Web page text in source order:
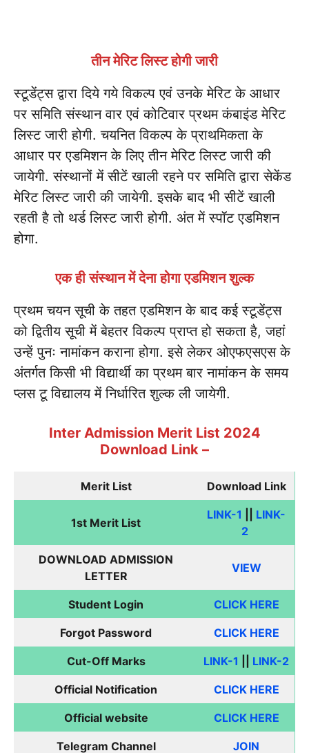
तीन मेरिट लिस्ट होगी जारी
स्टूडेंट्स द्वारा दिये गये विकल्प एवं उनके मेरिट के आधार
पर समिति संस्थान वार एवं कोटिवार प्रथम कंबाइंड मेरिट
लिस्ट जारी होगी. चयनित विकल्प के प्राथमिकता के
आधार पर एडमिशन के लिए तीन मेरिट लिस्ट जारी की
जायेगी. संस्थानों में सीटें खाली रहने पर समिति द्वारा सेकेंड
मेरिट लिस्ट जारी की जायेगी. इसके बाद भी सीटें खाली
रहती है तो थर्ड लिस्ट जारी होगी. अंत में स्पॉट एडमिशन
होगा.
एक ही संस्थान में देना होगा एडमिशन शुल्क
प्रथम चयन सूची के तहत एडमिशन के बाद कई स्टूडेंट्स
को द्वितीय सूची में बेहतर विकल्प प्राप्त हो सकता है, जहां
उन्हें पुनः नामांकन कराना होगा. इसे लेकर ओएफएसएस के
अंतर्गत किसी भी विद्यार्थी का प्रथम बार नामांकन के समय
प्लस टू विद्यालय में निर्धारित शुल्क ली जायेगी.
Inter Admission Merit List 2024
Download Link –
Merit List Download Link
1st Merit List
LINK-1
LINK-
2
DOWNLOAD ADMISSION
LETTER
VIEW
Student Login CLICK HERE
Forgot Password CLICK HERE
Cut-Off Marks LINK-1 LINK-2
Official Notification CLICK HERE
Official website CLICK HERE
Telegram Channel JOIN